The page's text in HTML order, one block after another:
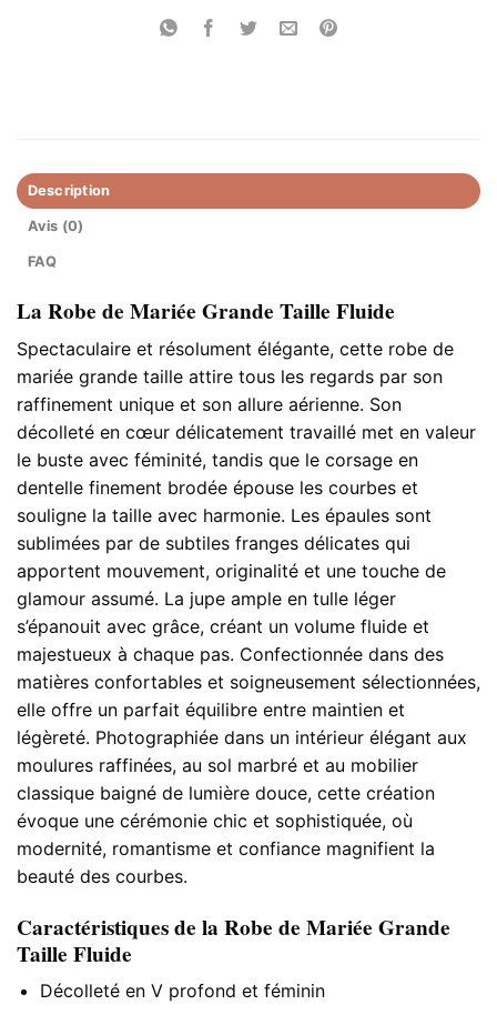
Description
Avis (0)
FAQ
La Robe de Mariée Grande Taille Fluide
Spectaculaire et résolument élégante, cette robe de
mariée grande taille attire tous les regards par son
raffinement unique et son allure aérienne. Son
décolleté en cœur délicatement travaillé met en valeur
le buste avec féminité, tandis que le corsage en
dentelle finement brodée épouse les courbes et
souligne la taille avec harmonie. Les épaules sont
sublimées par de subtiles franges délicates qui
apportent mouvement, originalité et une touche de
glamour assumé. La jupe ample en tulle léger
s’épanouit avec grâce, créant un volume fluide et
majestueux à chaque pas. Confectionnée dans des
matières confortables et soigneusement sélectionnées,
elle offre un parfait équilibre entre maintien et
légèreté. Photographiée dans un intérieur élégant aux
moulures raffinées, au sol marbré et au mobilier
classique baigné de lumière douce, cette création
évoque une cérémonie chic et sophistiquée, où
modernité, romantisme et confiance magnifient la
beauté des courbes.
Caractéristiques de la Robe de Mariée Grande
Taille Fluide
Décolleté en V profond et féminin